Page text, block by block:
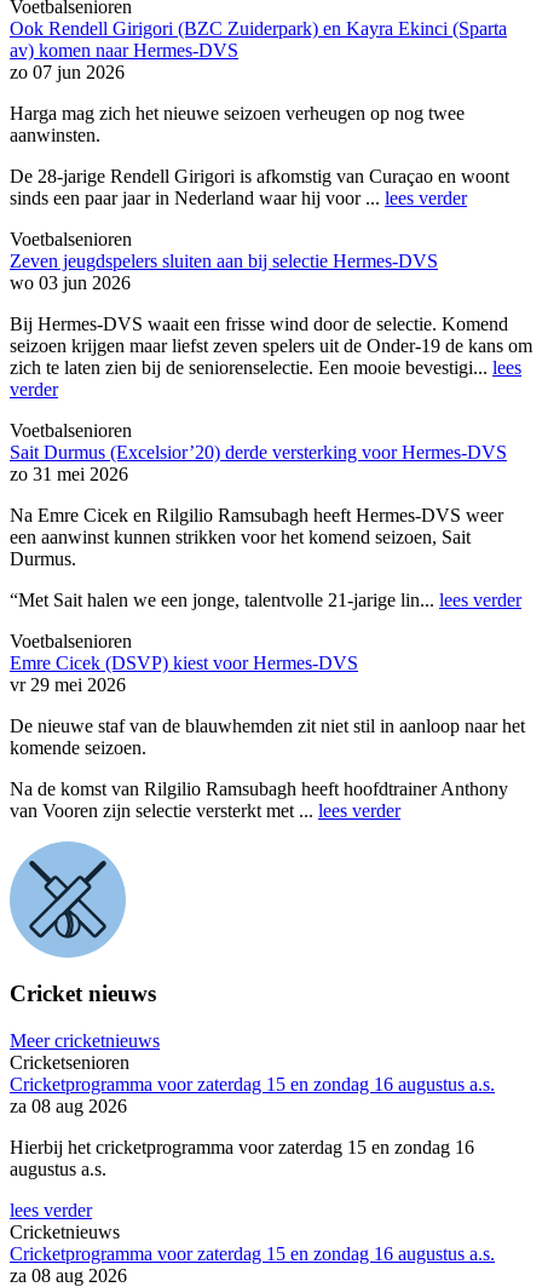
Voetbalsenioren
Ook Rendell Girigori (BZC Zuiderpark) en Kayra Ekinci (Sparta
av) komen naar Hermes-DVS
zo 07 jun 2026
Harga mag zich het nieuwe seizoen verheugen op nog twee
aanwinsten.
De 28-jarige Rendell Girigori is afkomstig van Curaçao en woont
sinds een paar jaar in Nederland waar hij voor ... lees verder
Voetbalsenioren
Zeven jeugdspelers sluiten aan bij selectie Hermes-DVS
wo 03 jun 2026
Bij Hermes-DVS waait een frisse wind door de selectie. Komend
seizoen krijgen maar liefst zeven spelers uit de Onder-19 de kans om
zich te laten zien bij de seniorenselectie. Een mooie bevestigi... lees
verder
Voetbalsenioren
Sait Durmus (Excelsior’20) derde versterking voor Hermes-DVS
zo 31 mei 2026
Na Emre Cicek en Rilgilio Ramsubagh heeft Hermes-DVS weer
een aanwinst kunnen strikken voor het komend seizoen, Sait
Durmus.
“Met Sait halen we een jonge, talentvolle 21-jarige lin... lees verder
Voetbalsenioren
Emre Cicek (DSVP) kiest voor Hermes-DVS
vr 29 mei 2026
De nieuwe staf van de blauwhemden zit niet stil in aanloop naar het
komende seizoen.
Na de komst van Rilgilio Ramsubagh heeft hoofdtrainer Anthony
van Vooren zijn selectie versterkt met ... lees verder
Cricket nieuws
Meer cricketnieuws
Cricketsenioren
Cricketprogramma voor zaterdag 15 en zondag 16 augustus a.s.
za 08 aug 2026
Hierbij het cricketprogramma voor zaterdag 15 en zondag 16
augustus a.s.
lees verder
Cricketnieuws
Cricketprogramma voor zaterdag 15 en zondag 16 augustus a.s.
za 08 aug 2026